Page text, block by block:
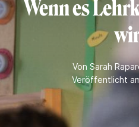
Wenn es
Von Sarah
Veröffentlicht